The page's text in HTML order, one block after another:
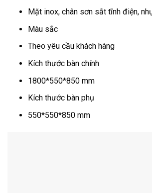
Mặt inox, chân sơn sắt tĩnh điện,
Màu sắc
Theo yêu cầu khách hàng
Kích thước bàn chính
1800*550*850 mm
Kích thước bàn phụ
550*550*850 mm